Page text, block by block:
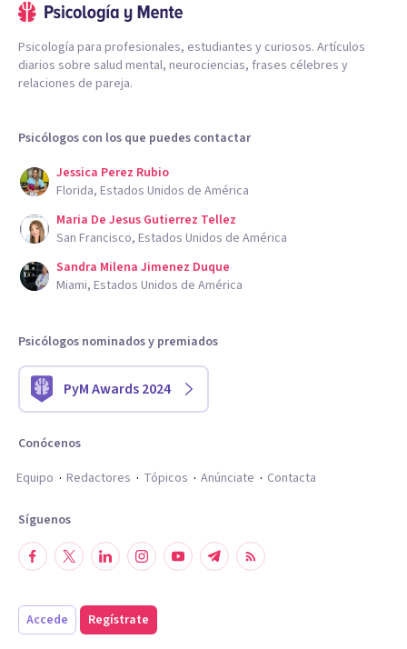
Psicología para profesionales, estudiantes y curiosos. Artículos
diarios sobre salud mental, neurociencias, frases célebres y
relaciones de pareja.
Psicólogos con los que puedes contactar
Jessica Perez Rubio
Florida, Estados Unidos de América
Maria De Jesus Gutierrez Tellez
San Francisco, Estados Unidos de América
Sandra Milena Jimenez Duque
Miami, Estados Unidos de América
Psicólogos nominados y premiados
PyM Awards 2024
Conócenos
Equipo
Redactores Tópicos Anúnciate Contacta
Síguenos
Accede Regístrate